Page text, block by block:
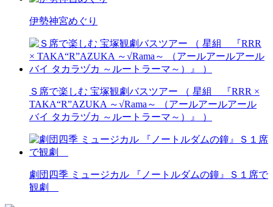
伊勢神宮めぐり
Ｓ席で楽しむ 宝塚観劇バスツアー （ 星組 『RRR ×
TAKA“R”AZUKA ～√Rama～ （アールアールアール
バイ タカラヅカ ～ルートラーマ～）』 ）
劇団四季 ミュージカル 『ノートルダムの鐘』Ｓ１席で
観劇